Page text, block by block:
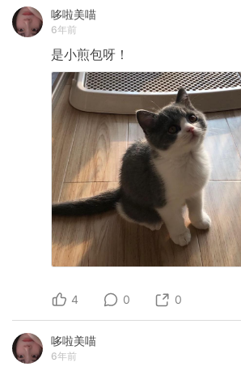
哆啦美喵
6年前
是小煎包呀！
4 0 0
哆啦美喵
6年前